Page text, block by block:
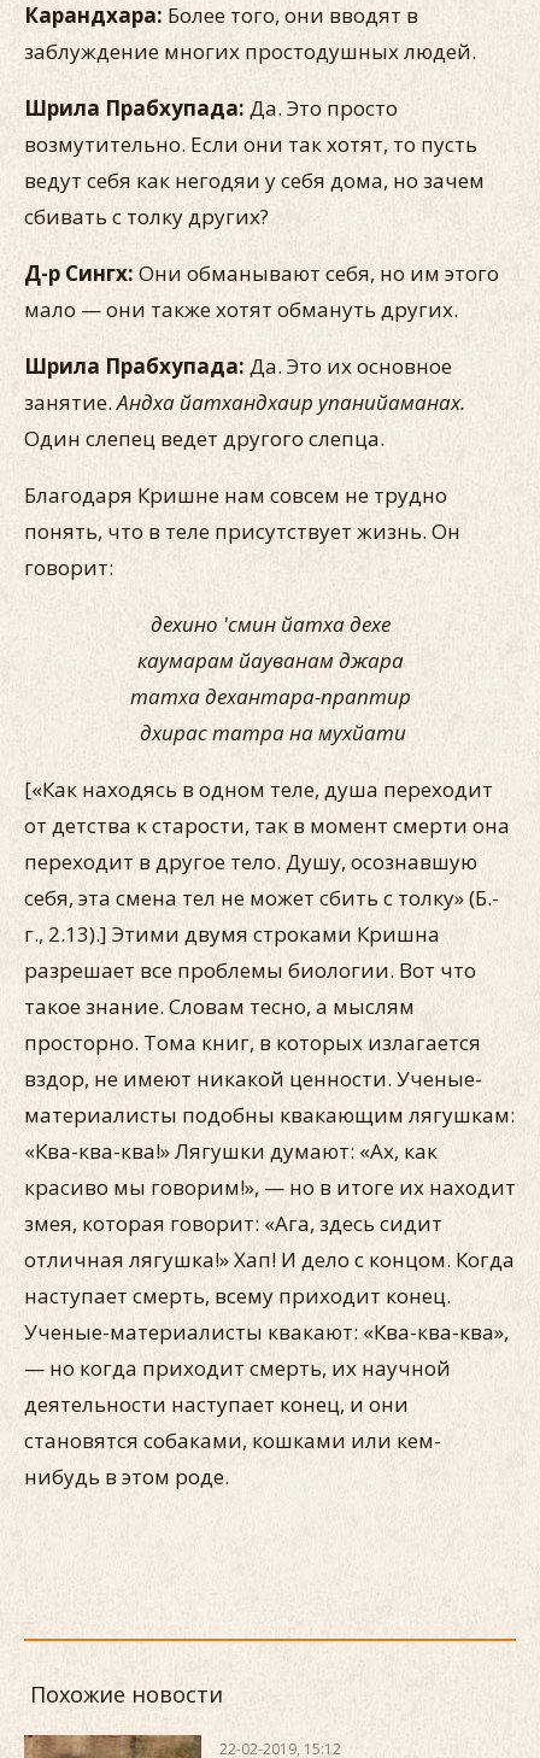
Карандхара: Более того, они вводят в
заблуждение многих простодушных людей.
Шрила Прабхупада: Да. Это просто
возмутительно. Если они так хотят, то пусть
ведут себя как негодяи у себя дома, но зачем
сбивать с толку других?
Д-р Сингх: Они обманывают себя, но им этого
мало — они также хотят обмануть других.
Шрила Прабхупада: Да. Это их основное
занятие.Андха йатхандхаир упанийаманах.
Один слепец ведет другого слепца.
Благодаря Кришне нам совсем не трудно
понять, что в теле присутствует жизнь. Он
говорит:
дехино 'смин йатха дехе
каумарам йауванам джара
татха дехантара-праптир
дхирас татра на мухйати
[«Как находясь в одном теле, душа переходит
от детства к старости, так в момент смерти она
переходит в другое тело. Душу, осознавшую
себя, эта смена тел не может сбить с толку» (Б.-
г., 2.13).] Этими двумя строками Кришна
разрешает все проблемы биологии. Вот что
такое знание. Словам тесно, а мыслям
просторно. Тома книг, в которых излагается
вздор, не имеют никакой ценности. Ученые-
материалисты подобны квакающим лягушкам:
«Ква-ква-ква!» Лягушки думают: «Ах, как
красиво мы говорим!», — но в итоге их находит
змея, которая говорит: «Ага, здесь сидит
отличная лягушка!» Хап! И дело с концом. Когда
наступает смерть, всему приходит конец.
Ученые-материалисты квакают: «Ква-ква-ква»,
— но когда приходит смерть, их научной
деятельности наступает конец, и они
становятся собаками, кошками или кем-
нибудь в этом роде.
Похожие новости
22-02-2019, 15:12